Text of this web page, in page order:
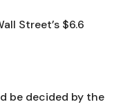
Street’s $6.6
be decided by the